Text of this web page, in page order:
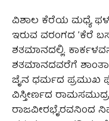
ವಿಶಾಲ ಕೆರೆಯ ಮಧ್ಯೆ
ಇರುವ ವರಂಗದ ʼಕೆರೆ
ಶತಮಾನದಲ್ಲಿ.
ಶತಮಾನದವರೆಗೆ
ಜೈನ ಧರ್ಮದ ಪ್ರಮುಖ
ವಿಸ್ತೀರ್ಣದ
ರಾಜವೀರಭೈರವನಿಂದ